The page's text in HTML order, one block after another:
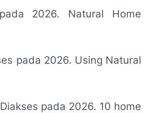
2026. Natural Home
pada 2026. Using Natural
pada 2026. 10 home